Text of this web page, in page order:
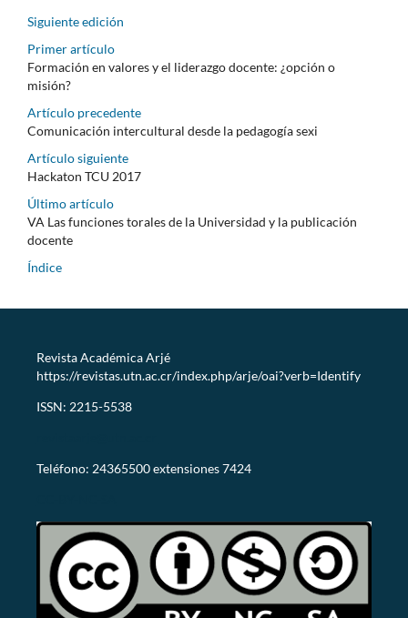
Siguiente edición
Primer artículo
Formación en valores y el liderazgo docente: ¿opción o
misión?
Artículo precedente
Comunicación intercultural desde la pedagogía sexi
Artículo siguiente
Hackaton TCU 2017
Último artículo
VA Las funciones torales de la Universidad y la publicación
docente
Índice
Revista Académica Arjé
https://revistas.utn.ac.cr/index.php/arje/oai?verb=Identify
ISSN: 2215-5538
Teléfono: 24365500 extensiones 7424